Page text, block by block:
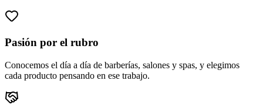
Pasión por el rubro
Conocemos el día a día de barberías, salones y spas, y elegimos
cada producto pensando en ese trabajo.